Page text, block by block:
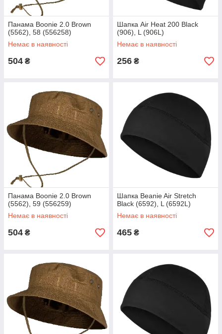
Панама Boonie 2.0 Brown
(5562), 58 (556258)
Немає в наявності
504 ₴
Шапка Air Heat 200 Black
(906), L (906L)
Немає в наявності
256 ₴
Панама Boonie 2.0 Brown
(5562), 59 (556259)
Немає в наявності
504 ₴
Шапка Beanie Air Stretch
Black (6592), L (6592L)
Немає в наявності
465 ₴